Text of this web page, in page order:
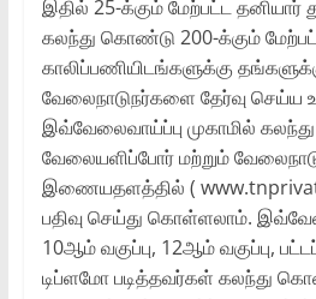
இதில் 25-க்கும் மேற்பட்ட தனியார்
கலந்து கொண்டு 200-க்கும்
காலிப்பணியிடங்களுக்கு
வேலைநாடுநர்களை தேர்வு செய்ய
இவ்வேலைவாய்ப்பு முகாமில்
வேலையளிப்போர் மற்றும்
இணையதளத்தில் (
பதிவு செய்து கொள்ளலாம்.
10ஆம் வகுப்பு, 12ஆம் வகுப்பு,
டிப்ளமோ படித்தவர்கள் கலந்து